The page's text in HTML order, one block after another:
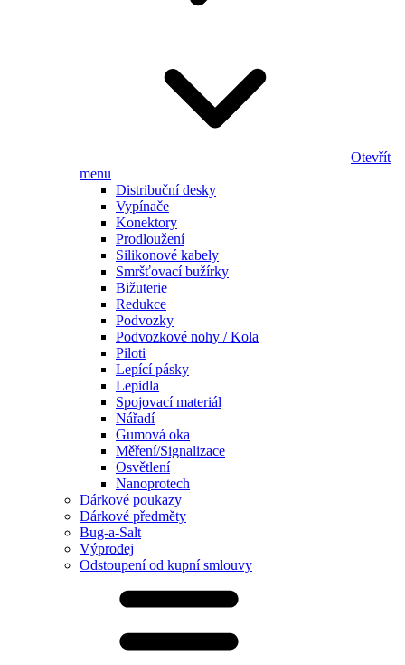
Otevřít
menu
Distribuční desky
Vypínače
Konektory
Prodloužení
Silikonové kabely
Smršťovací bužírky
Bižuterie
Redukce
Podvozky
Podvozkové nohy / Kola
Piloti
Lepící pásky
Lepidla
Spojovací materiál
Nářadí
Gumová oka
Měření/Signalizace
Osvětlení
Nanoprotech
Dárkové poukazy
Dárkové předměty
Bug-a-Salt
Výprodej
Odstoupení od kupní smlouvy